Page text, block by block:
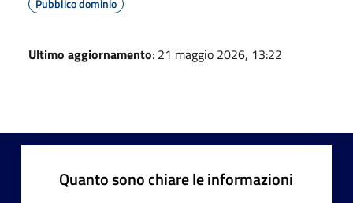
Ultimo aggiornamento: 21 maggio 2026, 13:22
Quanto sono chiare le informazioni